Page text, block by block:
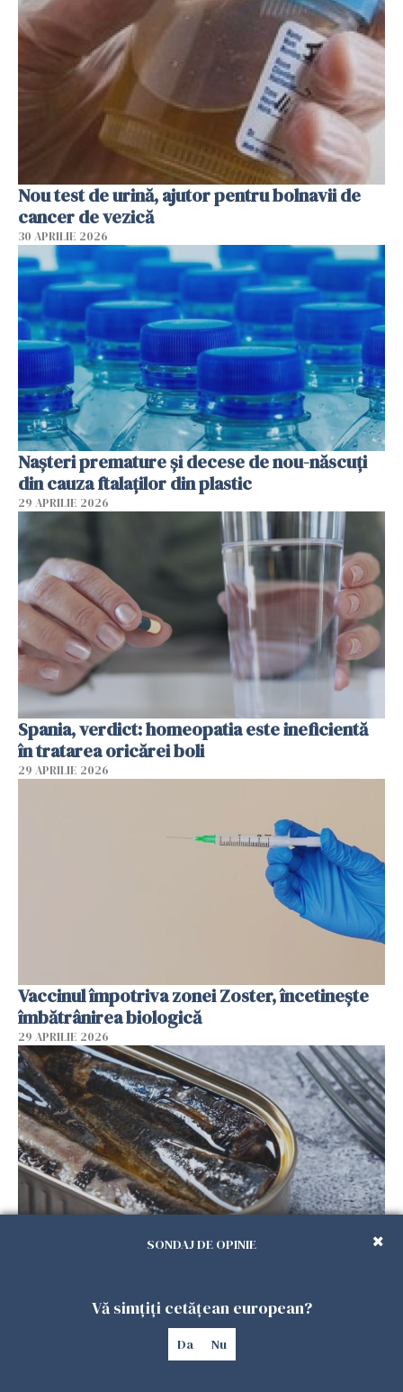
Nou test de urină, ajutor pentru bolnavii de
cancer de vezică
30 APRILIE 2026
Nașteri premature și decese de nou-născuți
din cauza ftalaților din plastic
29 APRILIE 2026
Spania, verdict: homeopatia este ineficientă
în tratarea oricărei boli
29 APRILIE 2026
Vaccinul împotriva zonei Zoster, încetinește
îmbătrânirea biologică
29 APRILIE 2026
29 APRILIE 2026
SONDAJ DE OPINIE
Vă simțiți cetățean european?
Da Nu